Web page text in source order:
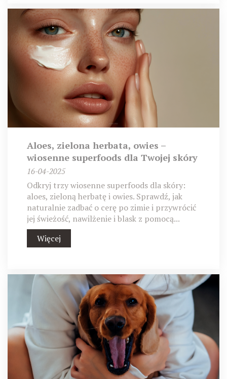
Aloes, zielona herbata, owies –
wiosenne superfoods dla Twojej skóry
16-04-2025
Odkryj trzy wiosenne superfoods dla skóry:
aloes, zieloną herbatę i owies. Sprawdź, jak
naturalnie zadbać o cerę po zimie i przywrócić
jej świeżość, nawilżenie i blask z pomocą...
Więcej